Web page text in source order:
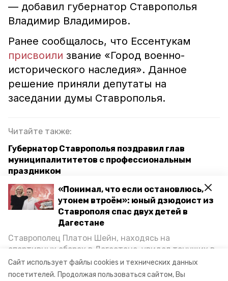
Сайт использует файлы cookies и технических данных
посетителей. Продолжая пользоваться сайтом, Вы
«Понимал, что если остановлюсь,
утонем втроём»: юный дзюдоист из
Ставрополя спас двух детей в
Дагестане
Ставрополец Платон Шейн, находясь на
спортивных сборах в Дегестане, увидел тонущих в
Каспийском море детей и бросился на помощь. По
возвращении домой, отважного мальчика
— добавил губернатор Ставрополья
Владимир Владимиров.
Ранее сообщалось, что Ессентукам
присвоили звание «Город военно-
исторического наследия». Данное
решение приняли депутаты на
заседании думы Ставрополья.
Читайте также:
Губернатор Ставрополья поздравил глав
муниципалититетов с профессиональным
праздником
Юбилейный международный фестиваль-
конкурс «Солдатский конверт» пройдёт на
Ставрополье
9 мая день победы
ставропольский край